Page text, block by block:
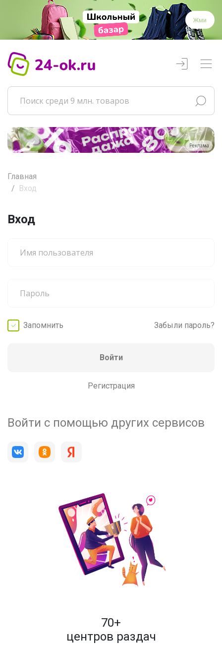
Жми
Реклама
Главная
Вход
Вход
Запомнить Забыли пароль?
Войти
Регистрация
Войти с помощью других сервисов
70+
центров раздач